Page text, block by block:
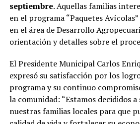
septiembre. Aquellas familias
en el programa “Paquetes
en el área de Desarrollo
orientación y detalles sobre el
El Presidente Municipal Carlos
expresó su satisfacción por los
programa y su continuo
la comunidad: “Estamos decididos
nuestras familias locales para que